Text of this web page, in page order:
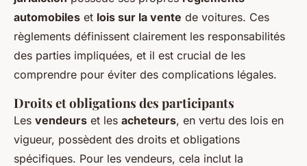
automobiles et lois sur la vente de voitures. Ces
règlements définissent clairement les responsabilités
des parties impliquées, et il est crucial de les
comprendre pour éviter des complications légales.
Droits et obligations des participants
Les vendeurs et les acheteurs, en vertu des lois en
vigueur, possèdent des droits et obligations
spécifiques. Pour les vendeurs, cela inclut la